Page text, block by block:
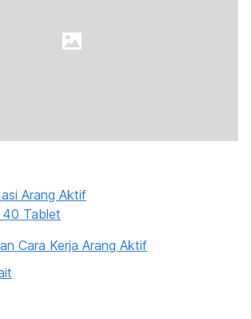
Arang Aktif
Tablet
Cara Kerja Arang Aktif